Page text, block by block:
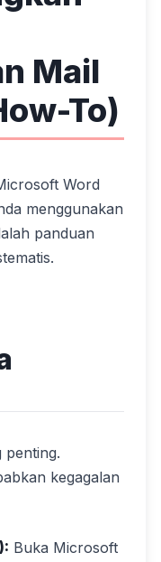
Mail
To)
Word
menggunakan
panduan
penting.
kegagalan
Buka Microsoft